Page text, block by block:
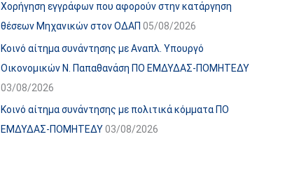
ε
ω
ν
ν
ι
σ
τ
ο
χ
ώ
Χορήγηση εγγράφων που αφορούν στην κατάργηση
θέσεων Μηχανικών στον ΟΔΑΠ 05/08/2026
Κοινό αίτημα συνάντησης με Αναπλ. Υπουργό
Οικονομικών Ν. Παπαθανάση ΠΟ ΕΜΔΥΔΑΣ-ΠΟΜΗΤΕΔΥ
03/08/2026
Κοινό αίτημα συνάντησης με πολιτικά κόμματα ΠΟ
ΕΜΔΥΔΑΣ-ΠΟΜΗΤΕΔΥ03/08/2026